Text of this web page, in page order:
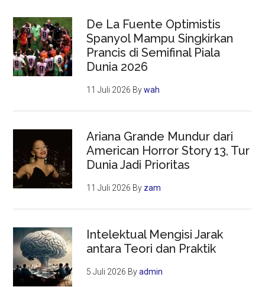
De La Fuente Optimistis
Spanyol Mampu Singkirkan
Prancis di Semifinal Piala
Dunia 2026
11 Juli 2026 Bywah
Ariana Grande Mundur dari
American Horror Story 13, Tur
Dunia Jadi Prioritas
11 Juli 2026 By zam
Intelektual Mengisi Jarak
antara Teori dan Praktik
5 Juli 2026 Byadmin